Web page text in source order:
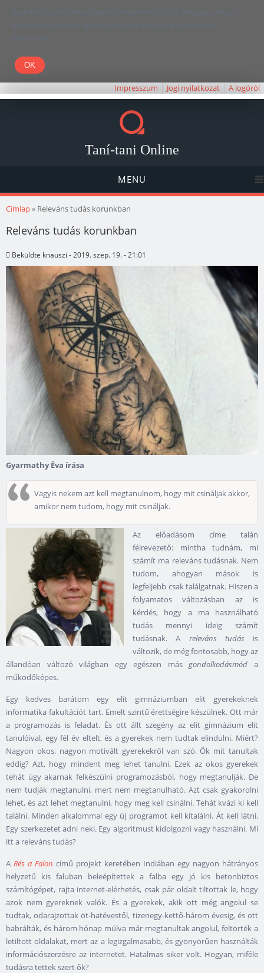
Kedves Olvasó! Weboldalunk böngészésével Ön elfogadja, hogy a
felhasználói élmény javítása céljából cookie-kat használunk.
Köszönjük!
Impresszum Jogi nyilatkozat A logóról
Taní-tani Online
MENU
Jelenlegi hely
Címlap» Releváns tudás korunkban
Releváns tudás korunkban
Beküldte knauszi - 2019. szep. 19. - 21:01
Gyarmathy Éva írása
Vagyis nekem azt kell megtanulnom, hogy mit csináljak akkor,
amikor nem tudom, hogy mit csináljak.
Az előadásom címe talán
félrevezető: mintha tudnám, mi
számít ma releváns tudásnak. Nem
tudom, ahogyan mások is
legfeljebb csak találgatnak. Hiszen a
folyamatos változásban az is
kérdés, hogy a ma használható
tudás mennyi ideig számít
tudásnak. A releváns tudás is
változik, de még fontosabb, hogy az
állandóan változó világban egy egészen másgondolkodásmód a
működőképes.
Egy kedves barátom egy elit gimnáziumban elit gyerekeknek
informatika fakultációt tart. Emelt szintű érettségire készülnek. Ott már
a programozás is feladat. És ott állt szegény az elit gimnázium elit
tanulóival, egy fél év eltelt, és a gyerekek nem tudtak elindulni. Miért?
Nagyon okos, nagyon motivált gyerekekről van szó. Ők mit tanultak
eddig? Azt, hogy mindent meg lehet tanulni. Ezek az okos gyerekek
tehát úgy akarnak felkészülni programozásból, hogy megtanulják. De
nem tudják megtanulni, mert nem megtanulható. Azt csak gyakorolni
lehet, és azt lehet megtanulni, hogy meg kell csinálni. Tehát kvázi ki kell
találni. Minden alkalommal egy új programot kell kitalálni. Át kell látni.
Egy szerkezetet adni neki. Egy algoritmust kidolgozni vagy használni. Mi
itt a releváns tudás?
A Rés a Falon című projekt keretében Indiában egy nagyon hátrányos
helyzetű kis faluban beleépítettek a falba egy jó kis betonbiztos
számítógépet, rajta internet-elérhetés, csak pár oldalt tiltottak le, hogy
azok nem gyereknek valók. És a gyerekek, akik ott még angolul se
tudtak, odarajzottak öt-hatévestől, tizenegy-kettő-három évesig, és ott
babrálták, és három hónap múlva már megtanultak angolul, feltörték a
letiltott oldalakat, mert az a legizgalmasabb, és gyönyörűen használták
információszerzésre az internetet. Hatalmas siker volt. Hogyan, miféle
tudásra tettek szert ők?